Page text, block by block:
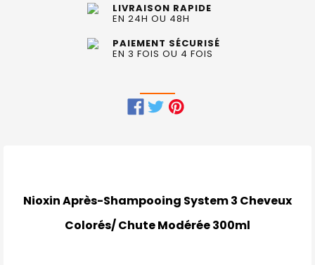
LIVRAISON RAPIDE
EN 24H OU 48H
PAIEMENT SÉCURISÉ
EN 3 FOIS OU 4 FOIS
TOUT
SELECTIONNER
Nioxin Après-Shampooing System 3 Cheveux
Colorés/ Chute Modérée 300ml